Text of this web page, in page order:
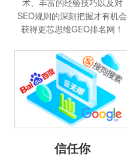
术、丰富的经验技巧以及对
SEO规则的深刻把握才有机会
获得更芯思维GEO排名网！
信任你